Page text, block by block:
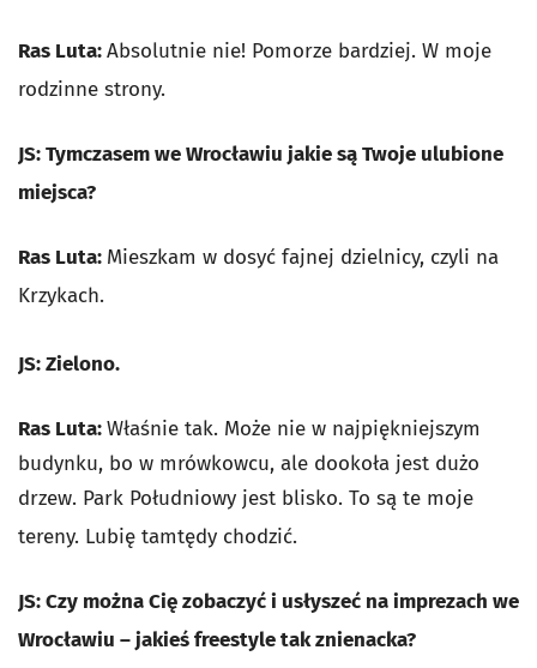
Ras Luta:Absolutnie nie! Pomorze bardziej. W moje
rodzinne strony.
JS: Tymczasem we Wrocławiu jakie są Twoje ulubione
miejsca?
Ras Luta: Mieszkam w dosyć fajnej dzielnicy, czyli na
Krzykach.
JS: Zielono.
Ras Luta:Właśnie tak. Może nie w najpiękniejszym
budynku, bo w mrówkowcu, ale dookoła jest dużo
drzew. Park Południowy jest blisko. To są te moje
tereny. Lubię tamtędy chodzić.
JS: Czy można Cię zobaczyć i usłyszeć na imprezach we
Wrocławiu – jakieś freestyle tak znienacka?